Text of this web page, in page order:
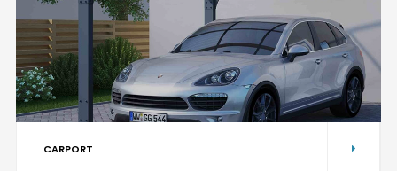
CARPORT